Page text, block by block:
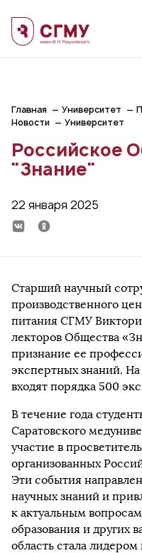
Главная Университет
Новости
Университет
Российское
"Знание"
22 января 2025
Старший научный
производственного
питания СГМУ
лекторов Общества
признание ее
экспертных знаний.
входят порядка 500
В течение года
Саратовского
участие в
организованных
Эти события
научных знаний и
к актуальным
образования и других
область стала